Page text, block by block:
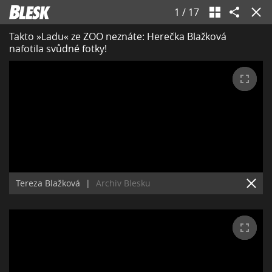
1 / 17
Takto »Ladu« ze ZOO neznáte: Herečka Blažková
nafotila svůdné fotky!
Tereza Blažková | Archiv Blesku